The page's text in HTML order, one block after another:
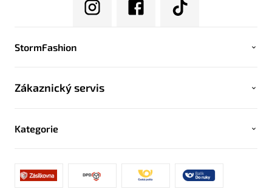
StormFashion
Zákaznický servis
Kategorie